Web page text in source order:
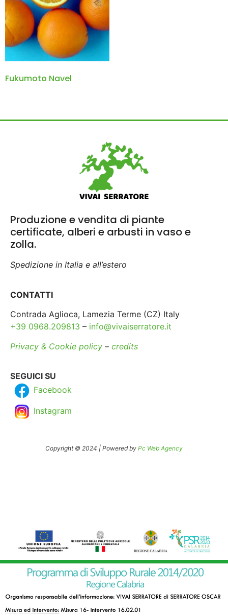
Fukumoto Navel
Produzione e vendita di piante
certificate, alberi e arbusti in vaso e
zolla.
Spedizione in Italia e all’estero
CONTATTI
Contrada Aglioca, Lamezia Terme (CZ) Italy
+39 0968.209813 – info@vivaiserratore.it
Privacy & Cookie policy – credits
SEGUICI SU
Facebook
Instagram
Copyright © 2024 | Powered by Pc Web Agency